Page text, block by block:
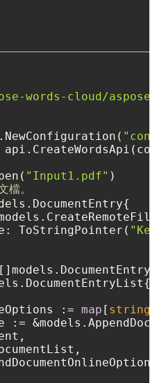
words-cloud/
"Input1.pdf"
。
ToStringPointer(
:= map [ string
:=